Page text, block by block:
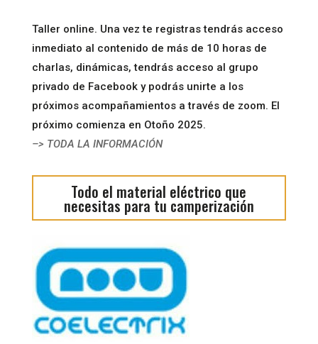
Taller online. Una vez te registras tendrás acceso
inmediato al contenido de más de 10 horas de
charlas, dinámicas, tendrás acceso al grupo
privado de Facebook y podrás unirte a los
próximos acompañamientos a través de zoom. El
próximo comienza en Otoño 2025.
–> TODA LA INFORMACIÓN
Todo el material eléctrico que
necesitas para tu camperización